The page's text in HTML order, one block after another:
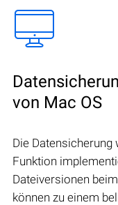
von Mac OS
Die
Funktion
Dateiversionen
können zu einem